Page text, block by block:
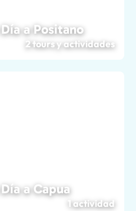
a Positano
2 tours y actividades
a Capua
1 actividad